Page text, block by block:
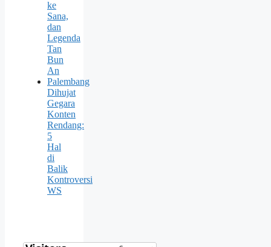
ke
Sana,
dan
Legenda
Tan
Bun
An
Palembang
Dihujat
Gegara
Konten
Rendang:
5
Hal
di
Balik
Kontroversi
WS